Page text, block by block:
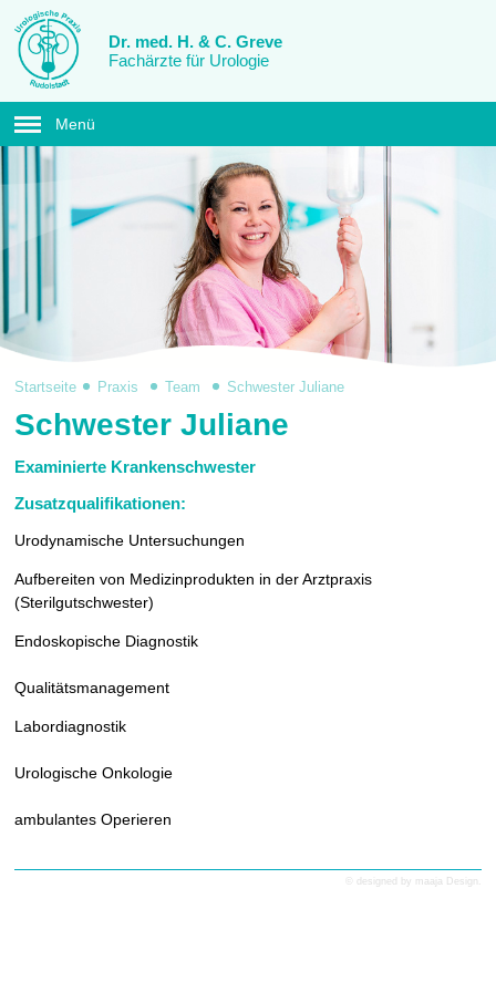
Dr. med. H. & C. Greve
Fachärzte für Urologie
Menü
Startseite Praxis Team Schwester Juliane
Schwester Juliane
Examinierte Krankenschwester
Zusatzqualifikationen:
Urodynamische Untersuchungen
Aufbereiten von Medizinprodukten in der Arztpraxis
(Sterilgutschwester)
Endoskopische Diagnostik
Qualitätsmanagement
Labordiagnostik
Urologische Onkologie
ambulantes Operieren
© designed by maaja Design.